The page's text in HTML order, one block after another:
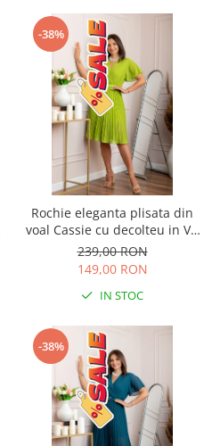
-38%
Rochie eleganta plisata din
voal Cassie cu decolteu in V -
Verde lime
239,00 RON
149,00 RON
IN STOC
-38%